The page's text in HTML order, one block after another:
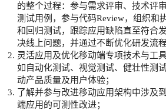
的整个过程：参与需求评审、技术评
测试用例，参与代码Review，组织和
和回归测试，跟踪应用缺陷直至符合
决线上问题，并通过不断优化研发流
灵活应用及优化移动端专项技术与工
如自动化测试、视觉测试、健壮性测
动产品质量及用户体验；
了解并参与改进移动应用架构中涉及
端应用的可测性改进；